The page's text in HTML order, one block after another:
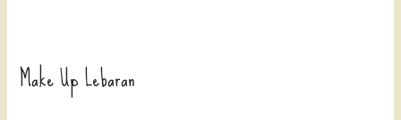
Make Up Lebaran